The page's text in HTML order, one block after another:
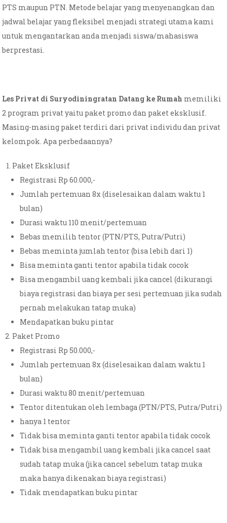
PTS maupun PTN. Metode belajar yang menyenangkan dan
jadwal belajar yang fleksibel menjadi strategi utama kami
untuk mengantarkan anda menjadi siswa/mahasiswa
berprestasi.
Les Privat di Suryodiningratan Datang ke Rumah memiliki
2 program privat yaitu paket promo dan paket eksklusif.
Masing-masing paket terdiri dari privat individu dan privat
kelompok. Apa perbedaannya?
Paket Eksklusif
Registrasi Rp 60.000,-
Jumlah pertemuan 8x (diselesaikan dalam waktu 1
bulan)
Durasi waktu 110 menit/pertemuan
Bebas memilih tentor (PTN/PTS, Putra/Putri)
Bebas meminta jumlah tentor (bisa lebih dari 1)
Bisa meminta ganti tentor apabila tidak cocok
Bisa mengambil uang kembali jika cancel (dikurangi
biaya registrasi dan biaya per sesi pertemuan jika sudah
pernah melakukan tatap muka)
Mendapatkan buku pintar
Paket Promo
Registrasi Rp 50.000,-
Jumlah pertemuan 8x (diselesaikan dalam waktu 1
bulan)
Durasi waktu 80 menit/pertemuan
Tentor ditentukan oleh lembaga (PTN/PTS, Putra/Putri)
hanya 1 tentor
Tidak bisa meminta ganti tentor apabila tidak cocok
Tidak bisa mengambil uang kembali jika cancel saat
sudah tatap muka (jika cancel sebelum tatap muka
maka hanya dikenakan biaya registrasi)
Tidak mendapatkan buku pintar